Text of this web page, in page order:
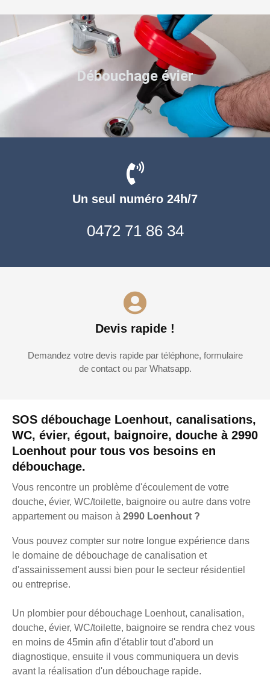
SOS débouchage Loenhout, canalisations,
WC, évier, égout, baignoire, douche à 2990
Loenhout pour tous vos besoins en
débouchage.
Vous rencontre un problème d'écoulement de votre
douche, évier, WC/toilette, baignoire ou autre dans votre
appartement ou maison à 2990 Loenhout ?
Vous pouvez compter sur notre longue expérience dans
le domaine de débouchage de canalisation et
d'assainissement aussi bien pour le secteur résidentiel
ou entreprise.
Un plombier pour débouchage Loenhout, canalisation,
douche, évier, WC/toilette, baignoire se rendra chez vous
en moins de 45min afin d'établir tout d'abord un
diagnostique, ensuite il vous communiquera un devis
avant la réalisation d'un débouchage rapide.
Un seul numéro 24h/7
0472 71 86 34
Devis rapide !
Demandez votre devis rapide par téléphone, formulaire
de contact ou par Whatsapp.
Débouchage évier